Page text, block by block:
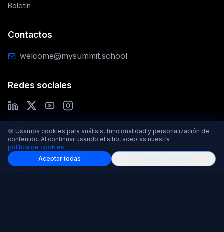
Boletín
Contactos
welcome@mysummit.school
Redes sociales
Legal
Política de privacidad
🍪 Usamos cookies para análisis, funcionalidad y personalización de
contenido. Al continuar usando el sitio, aceptas nuestra
política de cookies.
Aceptar todas